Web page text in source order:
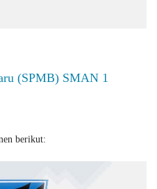
(SPMB) SMAN 1
berikut: